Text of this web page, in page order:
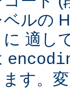
ルの
適し
ます。